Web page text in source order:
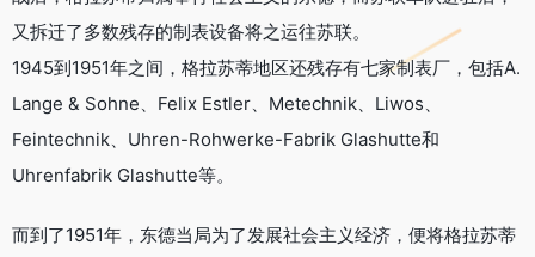
又拆迁了多数残存的制表设备将之运往苏联。
1945到1951年之间，格拉苏蒂地区还残存有七家制表厂，包括A.
Lange & Sohne、Felix Estler、Metechnik、Liwos、
Feintechnik、Uhren-Rohwerke-Fabrik Glashutte和
Uhrenfabrik Glashutte等。
而到了1951年，东德当局为了发展社会主义经济，便将格拉苏蒂